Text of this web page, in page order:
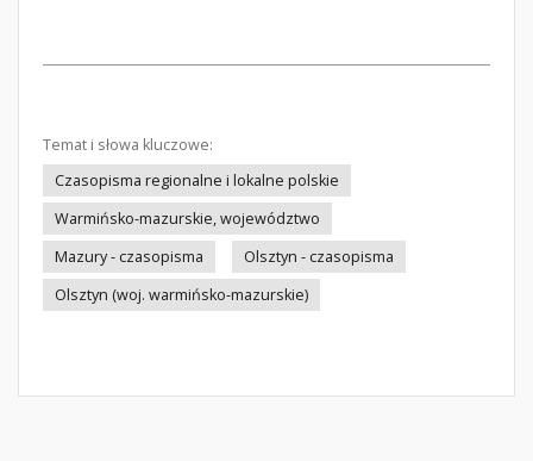
Temat i słowa kluczowe:
Czasopisma regionalne i lokalne polskie
Warmińsko-mazurskie, województwo
Mazury - czasopisma
Olsztyn - czasopisma
Olsztyn (woj. warmińsko-mazurskie)